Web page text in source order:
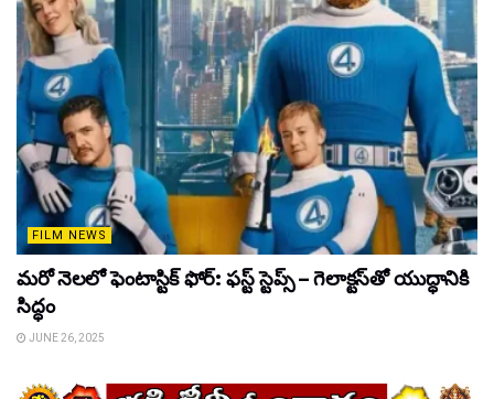
FILM NEWS
మరో నెలలో ఫెంటాస్టిక్ ఫోర్: ఫస్ట్ స్టెప్స్ – గెలాక్టస్‌తో యుద్ధానికి
సిద్ధం
JUNE 26, 2025